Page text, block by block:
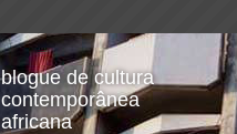
blogue de cultura
contemporânea
africana